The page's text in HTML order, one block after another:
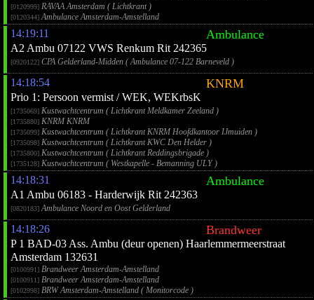
[0120999] RAVAA Amsterdam ( Lichtkrant )
[0120344]Ambulance Amsterdam-Amstelland
14:19:11 Ambulance
A2 Ambu 07122 VWS Renkum Rit 242365
[0920122] CPA Gelderland-Midden ( Ambulance 07-122 Barneveld )
14:18:54 KNRM
Prio 1: Persoon vermist / WEK, WEKrbsK
[1735069] Kustwachtcentrum ( Lichtkrant Meldkamer Zeeland )
[1735880] KNRM KNRM
[1735099] Kustwachtcentrum ( Lichtkrant KNRM Hoofdkantoor IJmuiden )
[1735098] Kustwachtcentrum ( Lichtkrant KWC Den Helder )
[1735800] Kustwachtcentrum ( Lichtkrant Reddingsbrigade )
[1735128] Kustwachtcentrum ( Westkapelle - Bemanning ULY )
14:18:31 Ambulance
A1 Ambu 06183 - Harderwijk Rit 242363
[0820183]Ambulance Noord en Oost Gelderland
14:18:26 Brandweer
P 1 BAD-03 Ass. Ambu (deur openen) Haarlemmermeerstraat
Amsterdam 132631
[0100991] Brandweer Amsterdam-Amstelland
[0100911] Brandweer Amsterdam-Amstelland
[0102998] BRW Amsterdam-Amstelland ( Monitorcode )